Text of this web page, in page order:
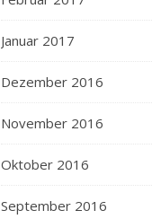
Januar 2017
Dezember 2016
November 2016
Oktober 2016
September 2016